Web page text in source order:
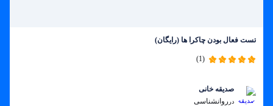
تست فعال بودن چاکرا ها (رایگان)
(1)
صدیقه خانی
در روانشناسی